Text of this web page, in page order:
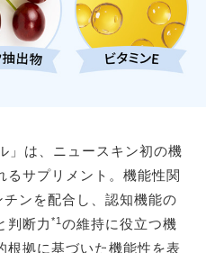
」は、ニュースキン初の機
るサプリメント。機能性関
ンを配合し、認知機能の
判断力 *1 の維持に役立つ機
根拠に基づいた機能性を表